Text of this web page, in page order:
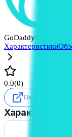
GoDaddy
Характеристики
0.0(0)
Перейти